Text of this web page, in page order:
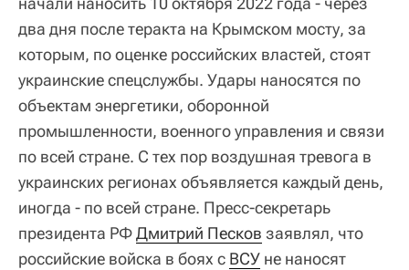
два дня после теракта на Крымском мосту, за
которым, по оценке российских властей, стоят
украинские спецслужбы. Удары наносятся по
объектам энергетики, оборонной
промышленности, военного управления и связи
по всей стране. С тех пор воздушная тревога в
украинских регионах объявляется каждый день,
иногда - по всей стране. Пресс-секретарь
президента РФДмитрий Песков заявлял, что
российские войска в боях с ВСУ не наносят